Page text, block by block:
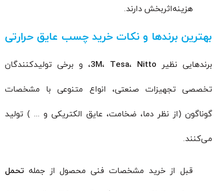
هزینه‌اثربخش دارند.
بهترین برندها و نکات خرید چسب عایق حرارتی
برندهایی نظیر 3M ،Tesa ،Nitto ، و برخی تولیدکنندگان
تخصصی تجهیزات صنعتی، انواع متنوعی با مشخصات
گوناگون (از نظر دما، ضخامت، عایق الکتریکی و ... ) تولید
می‌کنند.
قبل از خرید مشخصات فنی محصول از جمله تحمل